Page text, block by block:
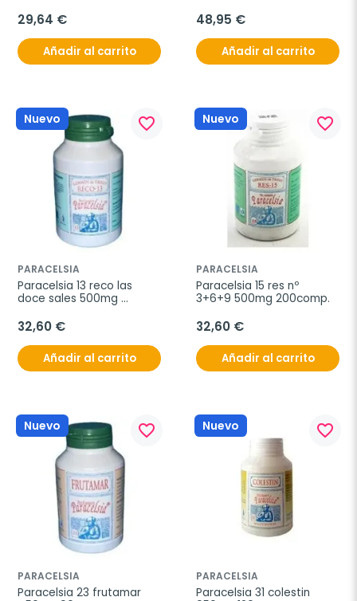
29,64 €
Añadir al carrito
48,95 €
Añadir al carrito
Nuevo favorite_border
PARACELSIA
Paracelsia 13 reco las
doce sales 500mg
32,60 €
Añadir al carrito
Nuevo favorite_border
PARACELSIA
Paracelsia 15 res nº
3+6+9 500mg 200comp.
32,60 €
Añadir al carrito
Nuevo favorite_border
PARACELSIA
Paracelsia 23 frutamar
Nuevo favorite_border
PARACELSIA
Paracelsia 31 colestin